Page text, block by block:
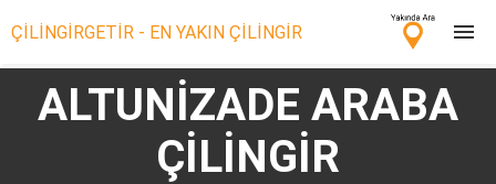
ÇİLİNGİRGETİR - EN YAKIN ÇİLİNGİR
Çilingir Ara
Çilingir misin? Bize Katıl!
ALTUNİZADE ARABA
ÇİLİNGİR